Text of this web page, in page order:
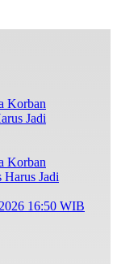
Korban
Jadi
16:50 WIB